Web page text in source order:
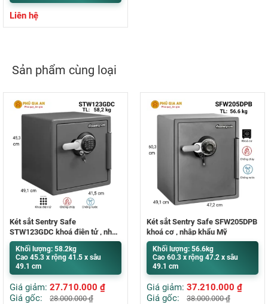
Liên hệ
Sản phẩm cùng loại
Két sắt Sentry Safe
STW123GDC khoá điện tử , nhập
khẩu Mỹ
Khối lượng: 58.2kg
Cao 45.3 x rộng 41.5 x sâu
49.1 cm
Giá giảm: 27.710.000 ₫
Giá gốc:
28.000.000₫
Két sắt Sentry Safe SFW205DPB
khoá cơ , nhập khẩu Mỹ
Khối lượng: 56.6kg
Cao 60.3 x rộng 47.2 x sâu
49.1 cm
Giá giảm: 37.210.000 ₫
Giá gốc:
38.000.000₫